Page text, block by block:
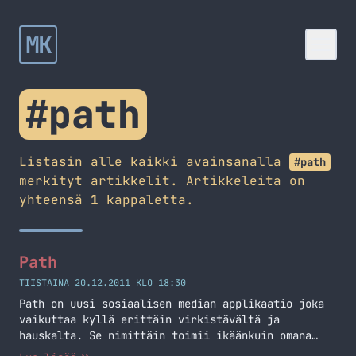
MK
#path
Listasin alle kaikki avainsanalla #path
merkityt artikkelit. Artikkeleita on
yhteensä 1 kappaletta.
Path
TIISTAINA 20.12.2011 KLO 18:30
Path on uusi sosiaalisen median applikaatio joka
vaikuttaa kyllä erittäin virkistävältä ja
hauskalta. Se nimittäin toimii ikäänkuin omana
päiväkirjana eli mitä teet ja missä teet. Tämän